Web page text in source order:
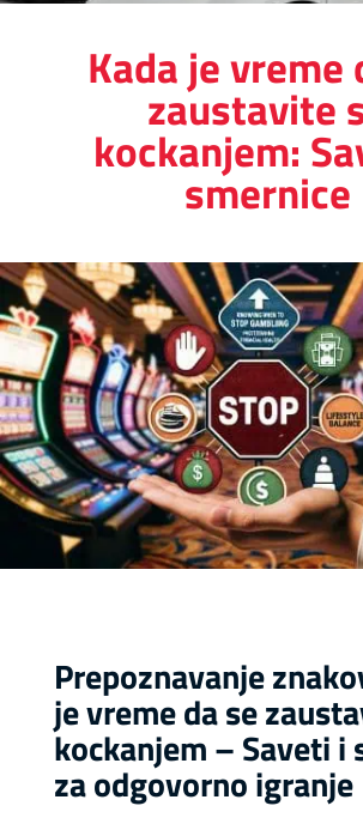
Kada je vreme
zaustavite
kockanjem:
smernice
Prepoznavanje
je vreme da se
kockanjem – Saveti i
za odgovorno igranje